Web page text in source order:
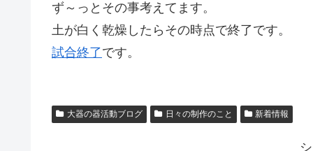
ず～っとその事考えてます。
土が白く乾燥したらその時点で終了です。
試合終了です。
大器の器活動ブログ 日々の制作のこと 新着情報